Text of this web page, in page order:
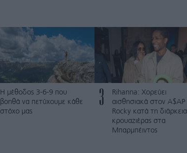
Η μέθοδος 3-6-9 που
βοηθά να πετύχουμε κάθε
στόχο μας
3
Rihanna: Χορεύει
αισθησιακά στον A$AP
Rocky κατά τη διάρκεια
κρουαζιέρας στα
Μπαρμπέιντος